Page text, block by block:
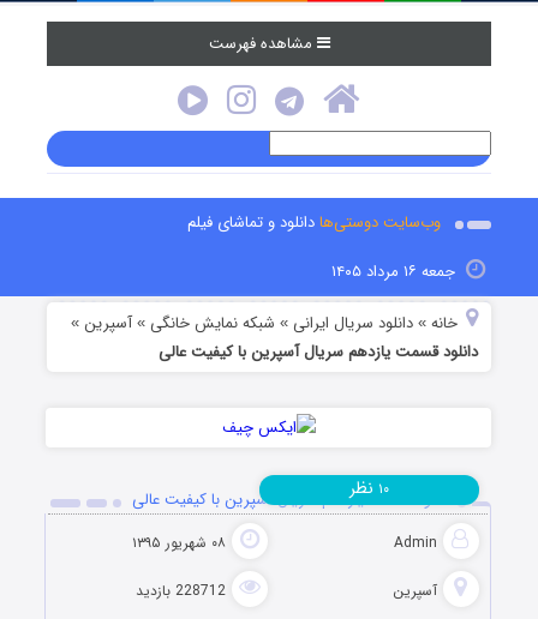
مشاهده فهرست
وب‌سایت دوستی‌هادانلود و تماشای فیلم
جمعه ۱۶ مرداد ۱۴۰۵
خانه »دانلود سریال ایرانی » شبکه نمایش خانگی »آسپرین »
دانلود قسمت یازدهم سریال آسپرین با کیفیت عالی
دانلود قسمت یازدهم سریال آسپرین با کیفیت عالی
Admin ۰۸ شهریور ۱۳۹۵
آسپرین 228712 بازدید
۱۰ نظر